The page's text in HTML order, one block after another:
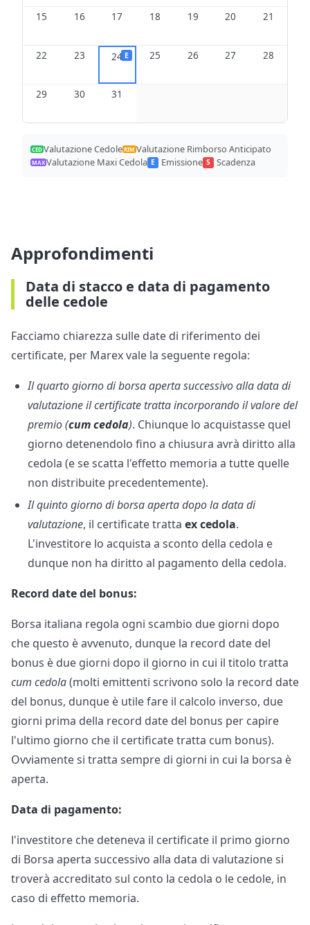
15 16 17 18 19 20 21
22 23 24 E 25 26 27 28
29 30 31
CEDValutazione CedoleRIM Valutazione Rimborso Anticipato
MAXValutazione Maxi Cedola E Emissione S Scadenza
Approfondimenti
Data di stacco e data di pagamento
delle cedole
Facciamo chiarezza sulle date di riferimento dei
certificate, per Marex vale la seguente regola:
Il quarto giorno di borsa aperta successivo alla data di
valutazione il certificate tratta incorporando il valore del
premio (cum cedola). Chiunque lo acquistasse quel
giorno detenendolo fino a chiusura avrà diritto alla
cedola (e se scatta l'effetto memoria a tutte quelle
non distribuite precedentemente).
Il quinto giorno di borsa aperta dopo la data di
valutazione, il certificate tratta ex cedola.
L'investitore lo acquista a sconto della cedola e
dunque non ha diritto al pagamento della cedola.
Record date del bonus:
Borsa italiana regola ogni scambio due giorni dopo
che questo è avvenuto, dunque la record date del
bonus è due giorni dopo il giorno in cui il titolo tratta
cum cedola(molti emittenti scrivono solo la record date
del bonus, dunque è utile fare il calcolo inverso, due
giorni prima della record date del bonus per capire
l'ultimo giorno che il certificate tratta cum bonus).
Ovviamente si tratta sempre di giorni in cui la borsa è
aperta.
Data di pagamento:
l'investitore che deteneva il certificate il primo giorno
di Borsa aperta successivo alla data di valutazione si
troverà accreditato sul conto la cedola o le cedole, in
caso di effetto memoria.